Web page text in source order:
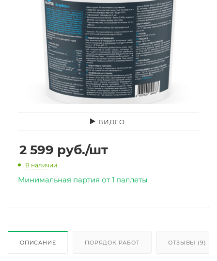
ВИДЕО
2 599 руб./шт
В наличии
Минимальная партия от 1 паллеты
ОПИСАНИЕ ПОРЯДОК РАБОТ ОТЗЫВЫ (9)